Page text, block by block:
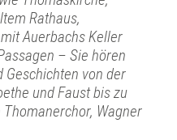
Rathaus,
Auerbachs Keller
– Sie hören
Geschichten von der
und Faust bis zu
Wagner